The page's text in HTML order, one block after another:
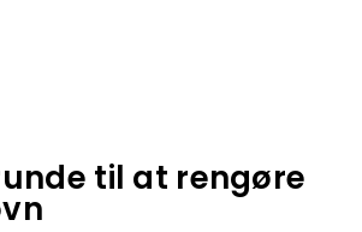
til at rengøre